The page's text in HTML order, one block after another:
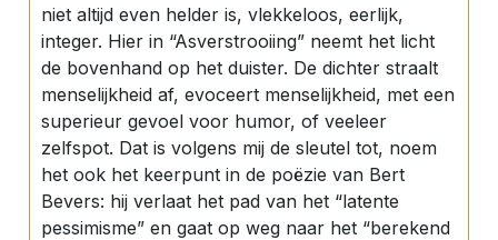
niet altijd even helder is, vlekkeloos, eerlijk,
integer. Hier in “Asverstrooiing” neemt het licht
de bovenhand op het duister. De dichter straalt
menselijkheid af, evoceert menselijkheid, met een
superieur gevoel voor humor, of veeleer
zelfspot. Dat is volgens mij de sleutel tot, noem
het ook het keerpunt in de poëzie van Bert
Bevers: hij verlaat het pad van het “latente
pessimisme” en gaat op weg naar het “berekend